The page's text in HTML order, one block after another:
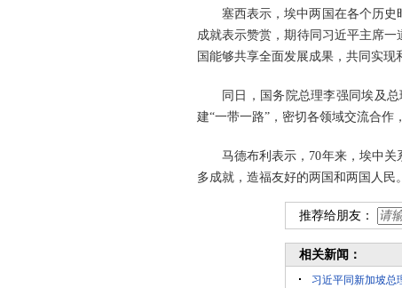
塞西表示，埃中两国在各个历
成就表示赞赏，期待同习近平主席
国能够共享全面发展成果，共同实现
同日，国务院总理李强同埃及
建“一带一路”，密切各领域交流合作
马德布利表示，70年来，埃中
多成就，造福友好的两国和两国人民。
推荐给朋友：
相关新闻：
习近平同新加坡总